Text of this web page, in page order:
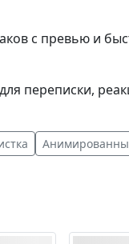
с превью и
переписки,